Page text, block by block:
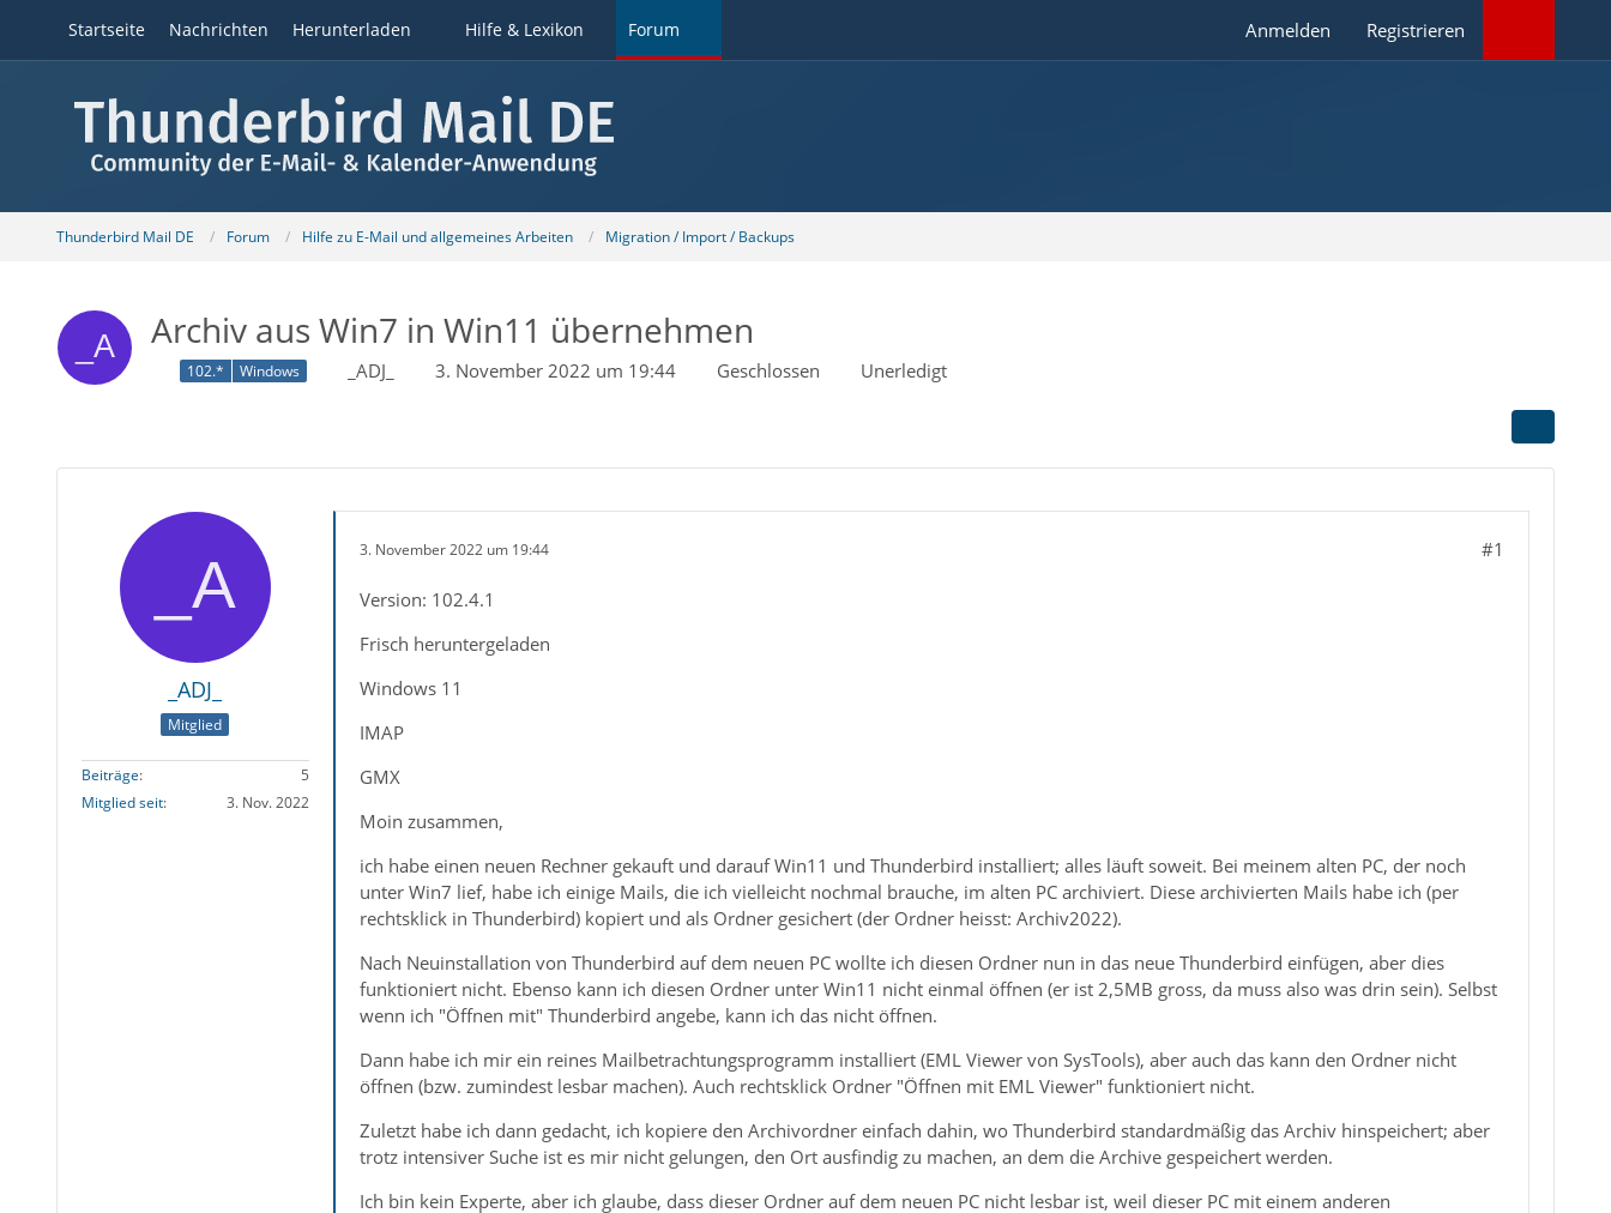
Startseite Nachrichten Herunterladen Hilfe & Lexikon Forum Anmelden Registrieren
Thunderbird Mail DE Forum Hilfe zu E-Mail und allgemeines Arbeiten Migration / Import / Backups
Archiv aus Win7 in Win11 übernehmen
102.* Windows _ADJ_ 3. November 2022 um 19:44 Geschlossen Unerledigt
_ADJ_
Mitglied
Beiträge
5
Mitglied seit
3. Nov. 2022
3. November 2022 um 19:44 #1
Version: 102.4.1
Frisch heruntergeladen
Windows 11
IMAP
GMX
Moin zusammen,
ich habe einen neuen Rechner gekauft und darauf Win11 und Thunderbird installiert; alles läuft soweit. Bei meinem alten PC, der noch
unter Win7 lief, habe ich einige Mails, die ich vielleicht nochmal brauche, im alten PC archiviert. Diese archivierten Mails habe ich (per
rechtsklick in Thunderbird) kopiert und als Ordner gesichert (der Ordner heisst: Archiv2022).
Nach Neuinstallation von Thunderbird auf dem neuen PC wollte ich diesen Ordner nun in das neue Thunderbird einfügen, aber dies
funktioniert nicht. Ebenso kann ich diesen Ordner unter Win11 nicht einmal öffnen (er ist 2,5MB gross, da muss also was drin sein). Selbst
wenn ich "Öffnen mit" Thunderbird angebe, kann ich das nicht öffnen.
Dann habe ich mir ein reines Mailbetrachtungsprogramm installiert (EML Viewer von SysTools), aber auch das kann den Ordner nicht
öffnen (bzw. zumindest lesbar machen). Auch rechtsklick Ordner "Öffnen mit EML Viewer" funktioniert nicht.
Zuletzt habe ich dann gedacht, ich kopiere den Archivordner einfach dahin, wo Thunderbird standardmäßig das Archiv hinspeichert; aber
trotz intensiver Suche ist es mir nicht gelungen, den Ort ausfindig zu machen, an dem die Archive gespeichert werden.
Ich bin kein Experte, aber ich glaube, dass dieser Ordner auf dem neuen PC nicht lesbar ist, weil dieser PC mit einem anderen